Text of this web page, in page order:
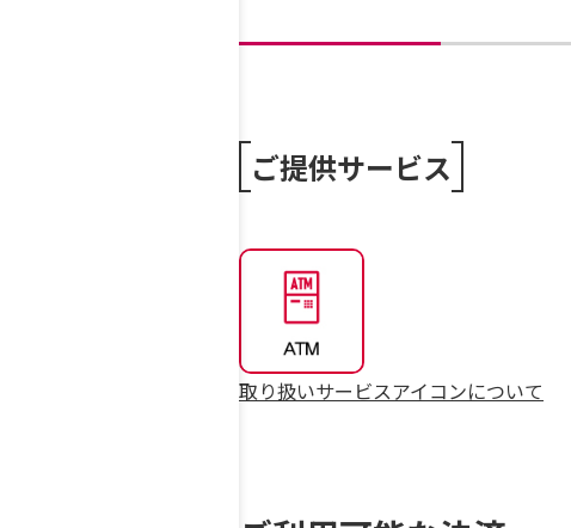
ご提供サービス
取り扱いサービスアイコンについて